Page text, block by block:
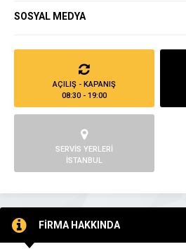
SOSYAL MEDYA
AÇILIŞ - KAPANIŞ
08:30 - 19:00
SERVİS YERLERİ
İSTANBUL
FİRMA HAKKINDA